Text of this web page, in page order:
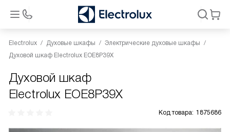
Electrolux Духовые шкафы
Электрические духовые шкафы
Духовой шкаф Electrolux EOE8P39X
Духовой шкаф
Electrolux EOE8P39X
Код товара: 1875686